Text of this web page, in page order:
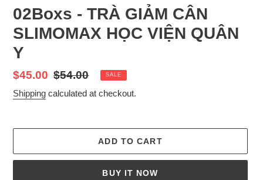
02Boxs - TRÀ GIẢM CÂN
SLIMOMAX HỌC VIỆN QUÂN
Y
Sale
price
$45.00 Regular
price
$54.00 SALE
Shipping calculated at checkout.
ADD TO CART
BUY IT NOW